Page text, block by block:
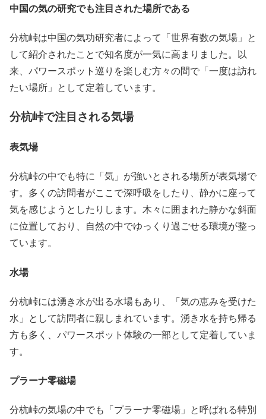
中国の気の研究でも注目された場所である
分杭峠は中国の気功研究者によって「世界有数の気場」と
して紹介されたことで知名度が一気に高まりました。以
来、パワースポット巡りを楽しむ方々の間で「一度は訪れ
たい場所」として定着しています。
分杭峠で注目される気場
表気場
分杭峠の中でも特に「気」が強いとされる場所が表気場で
す。多くの訪問者がここで深呼吸をしたり、静かに座って
気を感じようとしたりします。木々に囲まれた静かな斜面
に位置しており、自然の中でゆっくり過ごせる環境が整っ
ています。
水場
分杭峠には湧き水が出る水場もあり、「気の恵みを受けた
水」として訪問者に親しまれています。湧き水を持ち帰る
方も多く、パワースポット体験の一部として定着していま
す。
プラーナ零磁場
分杭峠の気場の中でも「プラーナ零磁場」と呼ばれる特別